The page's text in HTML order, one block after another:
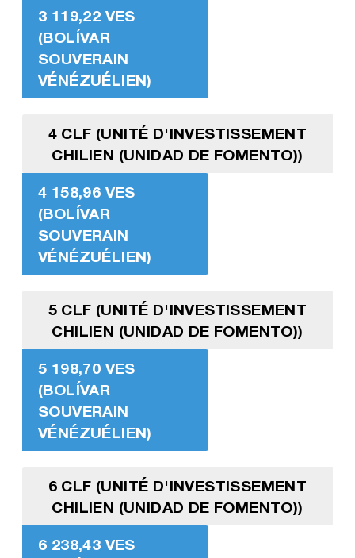
3 119,22 VES
(BOLÍVAR
SOUVERAIN
VÉNÉZUÉLIEN)
4 CLF (UNITÉ D'INVESTISSEMENT
CHILIEN (UNIDAD DE FOMENTO))
4 158,96 VES
(BOLÍVAR
SOUVERAIN
VÉNÉZUÉLIEN)
5 CLF (UNITÉ D'INVESTISSEMENT
CHILIEN (UNIDAD DE FOMENTO))
5 198,70 VES
(BOLÍVAR
SOUVERAIN
VÉNÉZUÉLIEN)
6 CLF (UNITÉ D'INVESTISSEMENT
CHILIEN (UNIDAD DE FOMENTO))
6 238,43 VES